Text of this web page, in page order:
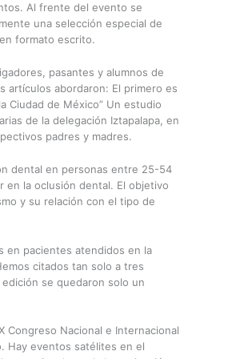
Al frente del evento se
una selección especial de
formato escrito.
pasantes y alumnos de
artículos abordaron: El primero es
Ciudad de México” Un estudio
de la delegación Iztapalapa, en
padres y madres.
dental en personas entre 25-54
en la oclusión dental. El objetivo
y su relación con el tipo de
en pacientes atendidos en la
citados tan solo a tres
se quedaron solo un
Congreso Nacional e Internacional
Hay eventos satélites en el